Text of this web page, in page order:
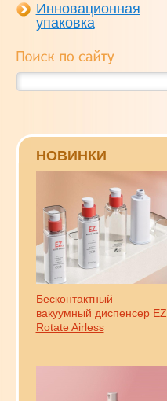
Инновационная
упаковка
НОВИНКИ
Бесконтактный
вакуумный диспенсер EZ
Rotate Airless